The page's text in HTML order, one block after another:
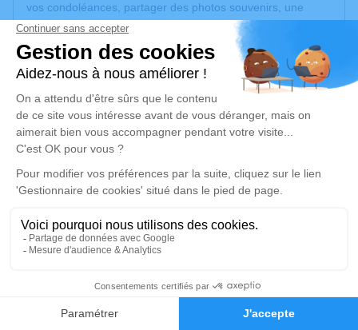
Faire-part Hommages
vos condoléances, partager des photos souvenirs, une
anecdote ou exprimer vos pensées à travers des poèmes
ou des textes. Cet endroit est un lieu d'expression dédié à
honorer la mémoire de Bernard-Alain LESCENE.
Un service de plantation d’arbre hommage estdisponible
samedi 04 mai 2024 à 13h30
Crématorium de Gleize
2740, Route de Montmelas